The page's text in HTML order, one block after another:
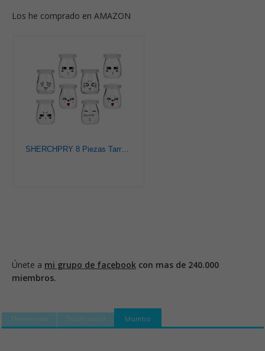
Los he comprado en AMAZON
SHERCHPRY 8 Piezas Tarro De Budín De Vidrio Taza De Mini Mousse Tarro De Budín con Tapa Botellas De Postre Diminuto Tarros De Miel con Tapa Cielo Bebé Plastico Alimento Taza De Helado
Únete a mi grupo de facebook con mas de 240.000
miembros.
Thermomix Tradicional Mambo